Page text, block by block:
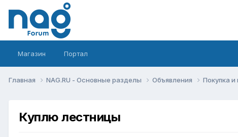
Магазин Портал
Главная NAG.RU - Основные разделы Объявления Покупка
Куплю лестницы